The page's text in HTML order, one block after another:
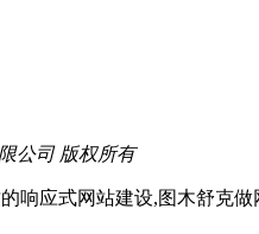
公司 版权所有
响应式网站建设,图木舒克